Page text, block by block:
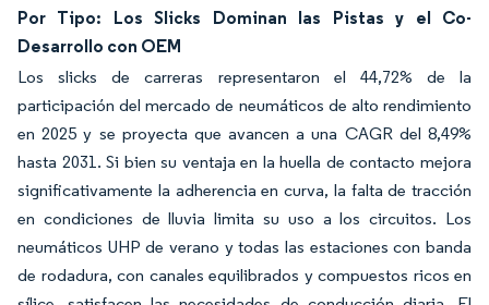
Por Tipo: Los Slicks Dominan las Pistas y el Co-
Desarrollo con OEM
Los slicks de carreras representaron el 44,72% de la
participación del mercado de neumáticos de alto rendimiento
en 2025 y se proyecta que avancen a una CAGR del 8,49%
hasta 2031. Si bien su ventaja en la huella de contacto mejora
significativamente la adherencia en curva, la falta de tracción
en condiciones de lluvia limita su uso a los circuitos. Los
neumáticos UHP de verano y todas las estaciones con banda
de rodadura, con canales equilibrados y compuestos ricos en